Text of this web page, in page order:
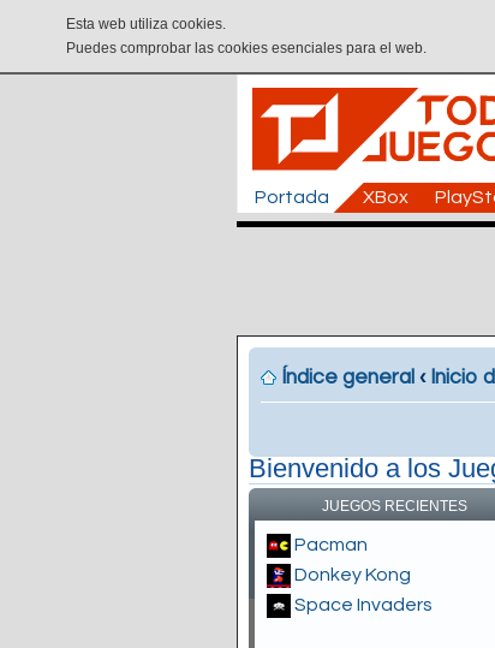
Esta web utiliza cookies.
Puedes comprobar las cookies esenciales para el web.
Portada XBox
Índice general ‹ Inicio
Bienvenido a los
JUEGOS RECIENTES
Pacman
Donkey Kong
Space Invaders